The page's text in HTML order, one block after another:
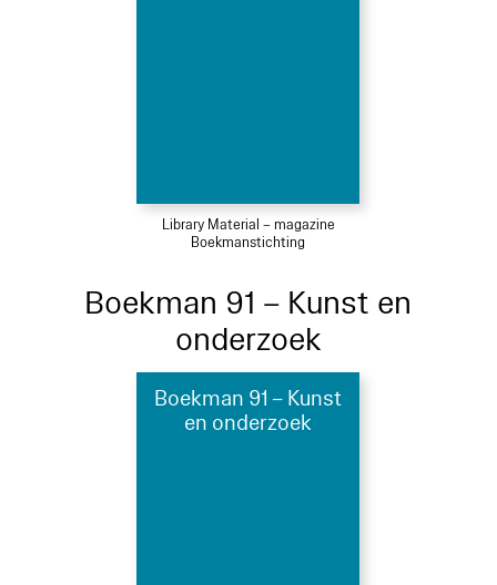
Library Material – magazine
Boekmanstichting
Boekman 91 – Kunst en
onderzoek
Boekman 91 – Kunst
en onderzoek